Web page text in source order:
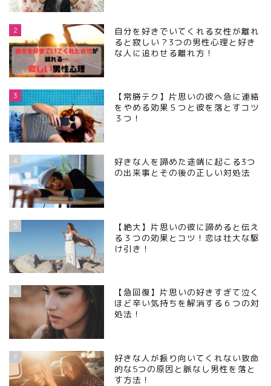
2
自分を好きでいてくれる女性が離れ
ると寂しい？3つの男性心理と好き
な人に追わせる離れ方！
3
【常勝テク】片思いの彼へ急に連絡
をやめる効果５つと彼を落とすコツ
３つ！
4
好きな人を諦めた途端に起こる3つ
の出来事とその後の正しい対処法
5
【絶大】片思いの彼に諦めると伝え
る３つの効果とコツ！恋は壮大な駆
け引き！
6
【急回復】片思いの好きすぎて泣く
ほど辛い気持ちを解消する６つの対
処法！
7
好きな人が振り向いてくれない致命
的な5つの原因と脈なし男性を落と
す方法！